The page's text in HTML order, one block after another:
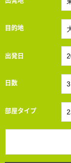
目的地
出発日
日数
部屋タイプ